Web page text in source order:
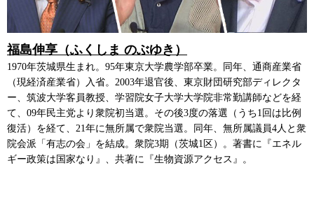
福島伸享（ふくしま のぶゆき）
1970年茨城県生まれ。95年東京大学農学部卒業。同年、通商産業省
（現経済産業省）入省。2003年退官後、東京財団研究部ディレクタ
ー、筑波大学客員教授、学習院女子大学大学院非常勤講師などを経
て、09年民主党より衆院初当選。その後3度の落選（うち1回は比例
復活）を経て、21年に無所属で衆院当選。同年、無所属議員4人と衆
院会派「有志の会」を結成。衆院3期（茨城1区）。著書に『エネル
ギー政策は国家なり』、共著に『生物資源アクセス』。